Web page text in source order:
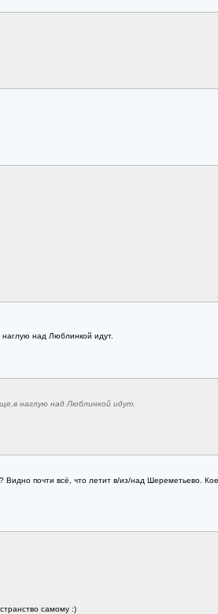
над Люблинкой идут.
наглую над Люблинкой идут.
почти всё, что летит в/из/над Шереметьево.
самому :)